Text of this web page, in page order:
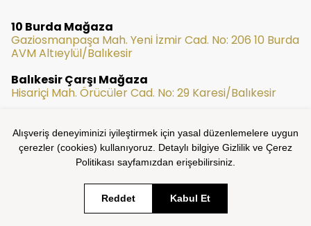
10 Burda Mağaza
Gaziosmanpaşa Mah. Yeni İzmir Cad. No: 206 10 Burda
AVM Altıeylül/Balıkesir
Balıkesir Çarşı Mağaza
Hisariçi Mah. Örücüler Cad. No: 29 Karesi/Balıkesir
UGS Mağazacılık © 2025 Tüm Hakları Saklıdır - Proses Agency
Tarafından Hazırlanmıştır.
Alışveriş deneyiminizi iyileştirmek için yasal düzenlemelere uygun
çerezler (cookies) kullanıyoruz. Detaylı bilgiye Gizlilik ve Çerez
Politikası sayfamızdan erişebilirsiniz.
Reddet Kabul Et